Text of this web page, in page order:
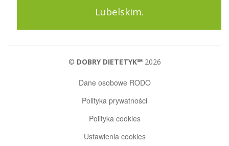
Lubelskim.
© DOBRY DIETETYK℠2026
Dane osobowe RODO
Polityka prywatności
Polityka cookies
Ustawienia cookies